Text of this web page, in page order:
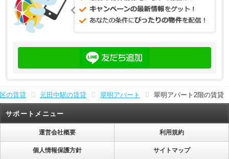
の賃貸 元田中駅の賃貸 翠明アパート 翠明アパート2階の賃貸
サポートメニュー
運営会社概要 利用規約
個人情報保護方針 サイトマップ